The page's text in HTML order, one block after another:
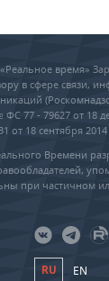
время»
в сфере связи,
77 - 79627 от 18
от 18 сентября 2014
Времени
при частичном
RU EN